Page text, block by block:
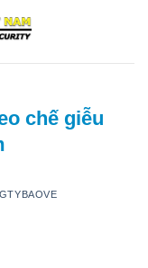
chế giễu